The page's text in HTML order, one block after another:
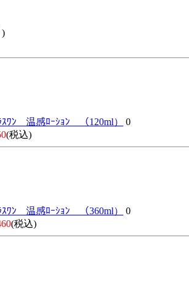
)
ﾝ 温感ﾛｰｼｮﾝ （120ml）
0
(税込)
ﾝ 温感ﾛｰｼｮﾝ （360ml）
0
(税込)